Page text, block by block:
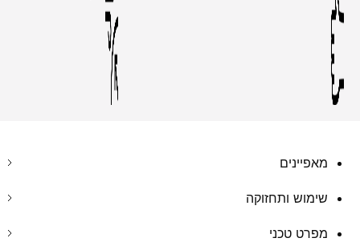
מאפיינים
שימוש ותחזוקה
מפרט טכני